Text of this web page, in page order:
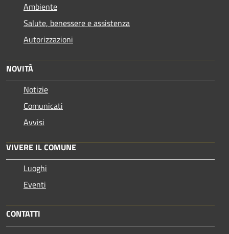
Ambiente
Salute, benessere e assistenza
Autorizzazioni
NOVITÀ
Notizie
Comunicati
Avvisi
VIVERE IL COMUNE
Luoghi
Eventi
CONTATTI